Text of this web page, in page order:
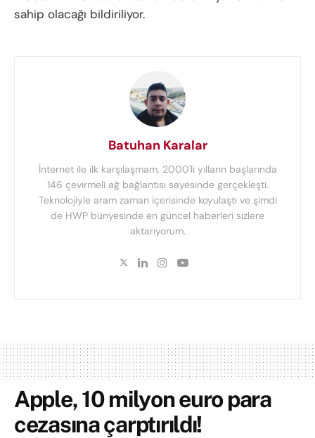
sahip olacağı bildiriliyor.
Batuhan Karalar
İnternet ile ilk karşılaşmam, 2000'li yılların başlarında
146 çevirmeli ağ bağlantısı sayesinde gerçekleşti.
Teknolojiyle aram zaman içerisinde koyulaştı ve şimdi
de HWP bünyesinde en güncel haberleri sizlere
aktarıyorum.
Apple, 10 milyon euro para
cezasına çarptırıldı!